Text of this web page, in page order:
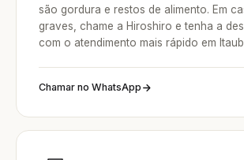
são gordura e restos de alimento. Em
graves, chame a Hiroshiro e tenha a
com o atendimento mais rápido em
Chamar no WhatsApp